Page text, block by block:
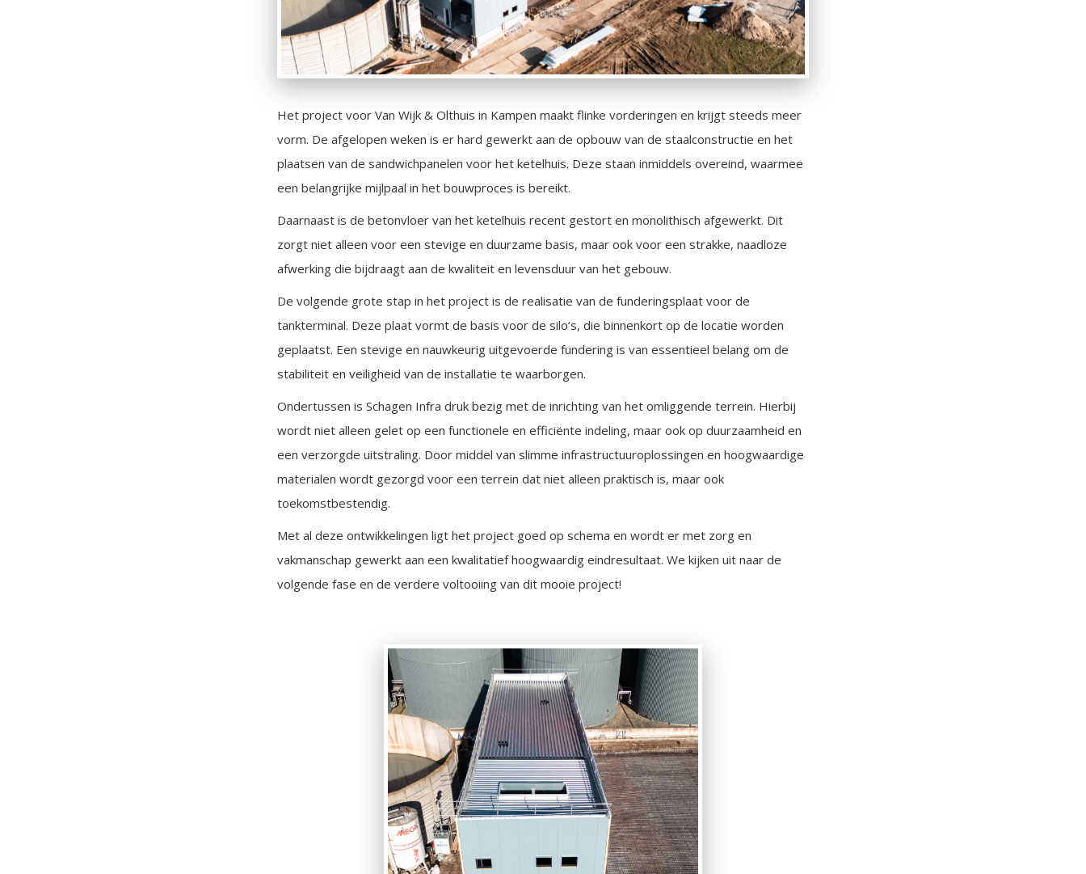
Het project voor Van Wijk & Olthuis in Kampen maakt flinke vorderingen en krijgt steeds meer
vorm. De afgelopen weken is er hard gewerkt aan de opbouw van de staalconstructie en het
plaatsen van de sandwichpanelen voor het ketelhuis. Deze staan inmiddels overeind, waarmee
een belangrijke mijlpaal in het bouwproces is bereikt.
Daarnaast is de betonvloer van het ketelhuis recent gestort en monolithisch afgewerkt. Dit
zorgt niet alleen voor een stevige en duurzame basis, maar ook voor een strakke, naadloze
afwerking die bijdraagt aan de kwaliteit en levensduur van het gebouw.
De volgende grote stap in het project is de realisatie van de funderingsplaat voor de
tankterminal. Deze plaat vormt de basis voor de silo’s, die binnenkort op de locatie worden
geplaatst. Een stevige en nauwkeurig uitgevoerde fundering is van essentieel belang om de
stabiliteit en veiligheid van de installatie te waarborgen.
Ondertussen is Schagen Infra druk bezig met de inrichting van het omliggende terrein. Hierbij
wordt niet alleen gelet op een functionele en efficiënte indeling, maar ook op duurzaamheid en
een verzorgde uitstraling. Door middel van slimme infrastructuuroplossingen en hoogwaardige
materialen wordt gezorgd voor een terrein dat niet alleen praktisch is, maar ook
toekomstbestendig.
Met al deze ontwikkelingen ligt het project goed op schema en wordt er met zorg en
vakmanschap gewerkt aan een kwalitatief hoogwaardig eindresultaat. We kijken uit naar de
volgende fase en de verdere voltooiing van dit mooie project!